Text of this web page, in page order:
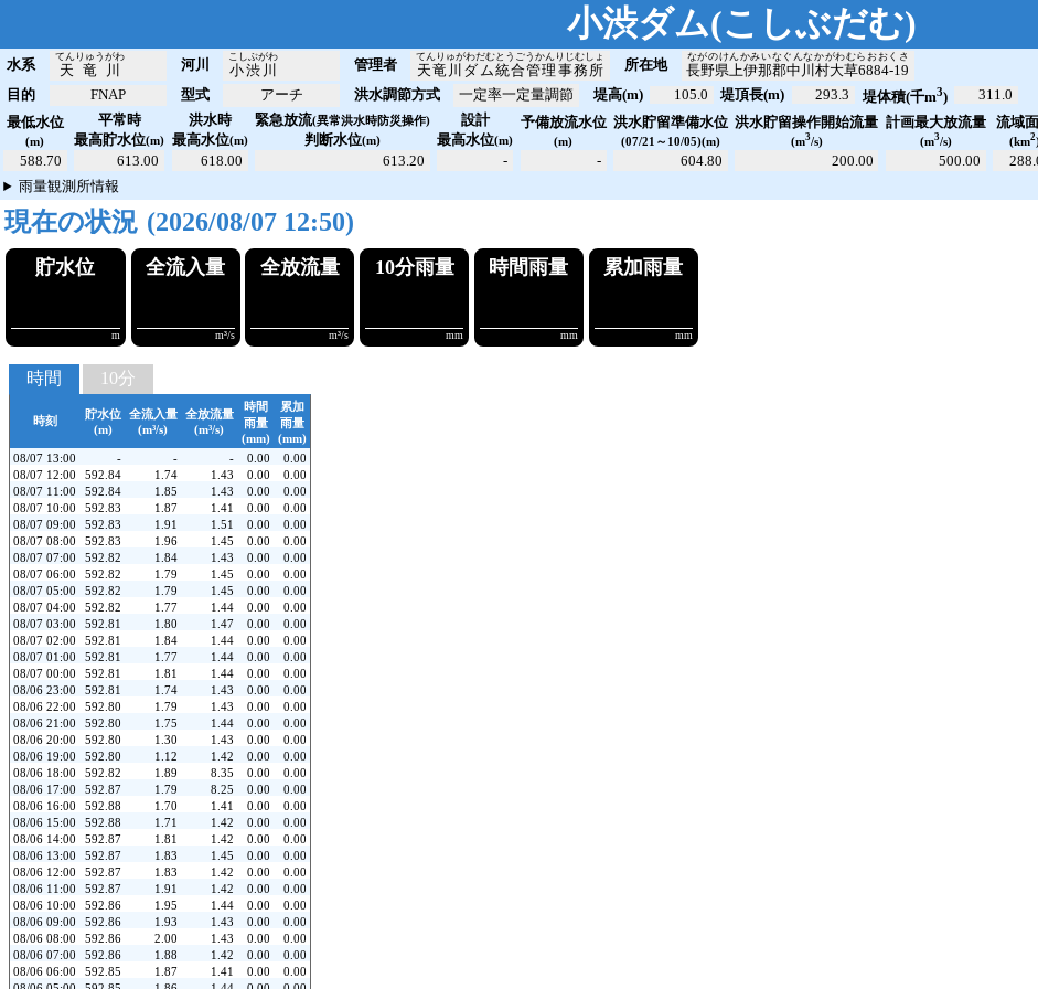
小渋ダム(こしぶだむ)
水系 天竜川
てんりゅうがわ
河川 小渋川
こしぶがわ
管理者 天竜川ダム統合管理事務所
てんりゅがわだむとうごうかんりじむしょ
所在地 長野県上伊那郡中川村大草6884-19
ながのけんかみいなぐんなかがわむらおおくさ
目的 FNAP 型式 アーチ 洪水調節方式 一定率一定量調節 堤高(m) 105.0 堤頂長(m) 293.3 堤体積(千m3)
311.0
最低水位
(m)
588.70
平常時
最高貯水位(m)
613.00
洪水時
最高水位(m)
618.00
緊急放流(異常洪水時防災操作)
判断水位(m)
613.20
設計
最高水位(m)
-
予備放流水位
(m)
-
洪水貯留準備水位
(07/21～10/05)(m)
604.80
洪水貯留操作開始流量
(m3/s)
200.00
計画最大放流量
(m3/s)
500.00
流域
(km2
雨量観測所情報
現在の状況 (2026/08/07 12:50)
貯水位
m
全流入量
m³/s
全放流量
m³/s
10分雨量
時間
時刻
貯水位
(m)
全流入量
(m³/s)
全放流量
(m³/s)
時間
雨量
(mm)
累加
雨量
(mm)
08/07 13:00
0.00
0.00
08/07 12:00
592.84 1.74 1.43 0.00
0.00
08/07 11:00
592.84 1.85 1.43 0.00
0.00
08/07 10:00
592.83 1.87 1.41 0.00
0.00
08/07 09:00
592.83 1.91 1.51 0.00
0.00
08/07 08:00
592.83 1.96 1.45 0.00
0.00
08/07 07:00
592.82 1.84 1.43 0.00
0.00
08/07 06:00
592.82 1.79 1.45 0.00
0.00
08/07 05:00
592.82 1.79 1.45 0.00
0.00
08/07 04:00
592.82 1.77 1.44 0.00
0.00
08/07 03:00
592.81 1.80 1.47 0.00
0.00
08/07 02:00
592.81 1.84 1.44 0.00
0.00
08/07 01:00
592.81 1.77 1.44 0.00
0.00
08/07 00:00
592.81 1.81 1.44 0.00
0.00
08/06 23:00
592.81 1.74 1.43 0.00
0.00
08/06 22:00
592.80 1.79 1.43 0.00
0.00
08/06 21:00
592.80 1.75 1.44 0.00
0.00
08/06 20:00
592.80 1.30 1.43 0.00
0.00
08/06 19:00
592.80 1.12 1.42 0.00
0.00
08/06 18:00
592.82 1.89 8.35 0.00
0.00
08/06 17:00
592.87 1.79 8.25 0.00
0.00
08/06 16:00
592.88 1.70 1.41 0.00
0.00
08/06 15:00
592.88 1.71 1.42 0.00
0.00
08/06 14:00
592.87 1.81 1.42 0.00
0.00
08/06 13:00
592.87 1.83 1.45 0.00
0.00
08/06 12:00
592.87 1.83 1.42 0.00
0.00
08/06 11:00
592.87 1.91 1.42 0.00
0.00
08/06 10:00
592.86 1.95 1.44 0.00
0.00
08/06 09:00
592.86 1.93 1.43 0.00
0.00
08/06 08:00
592.86 2.00 1.43 0.00
0.00
08/06 07:00
592.86 1.88 1.42 0.00
0.00
08/06 06:00
592.85 1.87 1.41 0.00
0.00
08/06 05:00
592.85 1.86 1.44 0.00 0.00
10分